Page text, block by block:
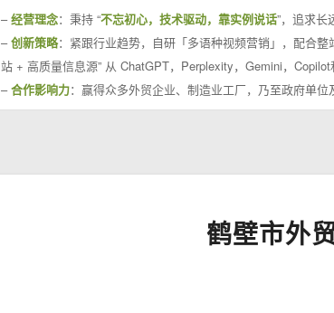
–经营理念：秉持 “不忘初心，技术驱动，靠实例说话”，追求长
–创新策略：紧跟行业趋势，自研「多语种视频营销」，配合
站 + 高质量信息源” 从 ChatGPT，Perplexity，Gemini，
–合作影响力：赢得众多外贸企业、制造业工厂，乃至政府单位
鹤壁市外